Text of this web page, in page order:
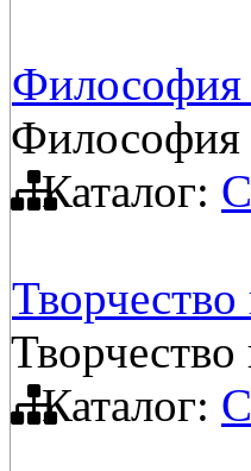
Философия
Философия
Каталог:
Каталог: